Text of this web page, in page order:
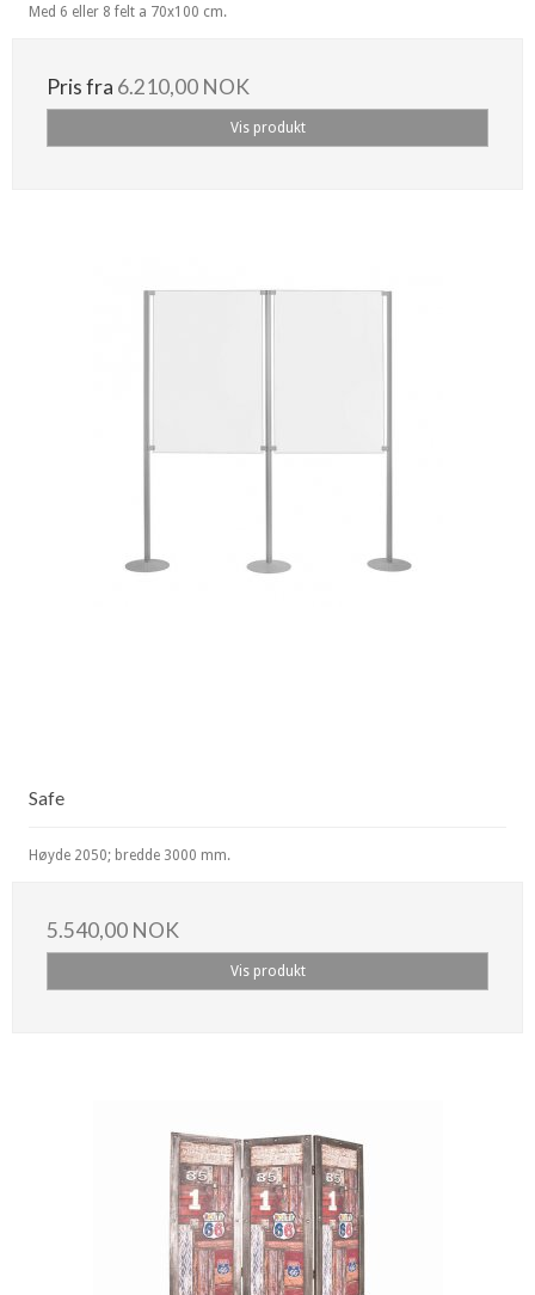
Med 6 eller 8 felt a 70x100 cm.
Pris fra 6.210,00 NOK
Vis produkt
Safe
Høyde 2050; bredde 3000 mm.
5.540,00 NOK
Vis produkt